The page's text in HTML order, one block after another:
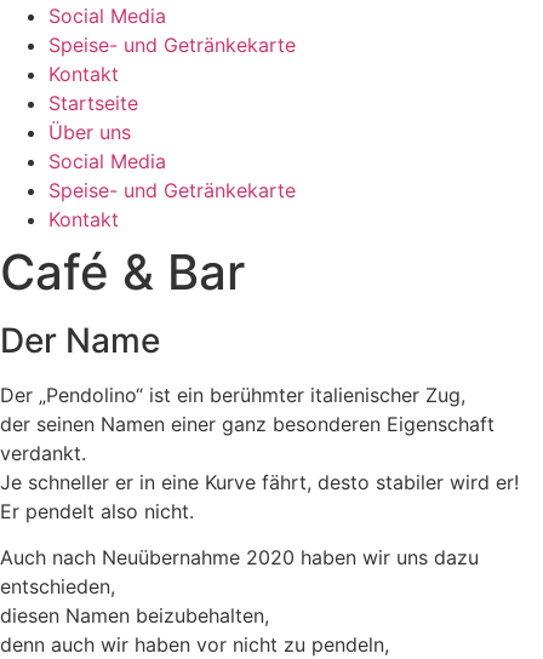
Social Media
Speise- und Getränkekarte
Kontakt
Startseite
Über uns
Social Media
Speise- und Getränkekarte
Kontakt
Café & Bar
Der Name
Der „Pendolino“ ist ein berühmter italienischer Zug,
der seinen Namen einer ganz besonderen Eigenschaft
verdankt.
Je schneller er in eine Kurve fährt, desto stabiler wird er!
Er pendelt also nicht.
Auch nach Neuübernahme 2020 haben wir uns dazu
entschieden,
diesen Namen beizubehalten,
denn auch wir haben vor nicht zu pendeln,